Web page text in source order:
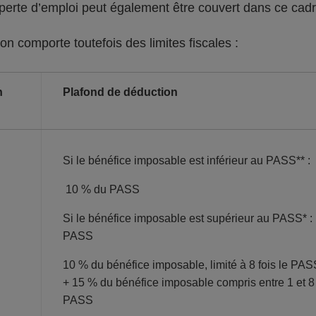
d’emploi peut également être couvert dans ce
comporte toutefois des limites fiscales :
Plafond de déduction
Si le bénéfice imposable est inférieur au PASS** :
10 % du PASS
Si le bénéfice imposable est supérieur au PASS* :
PASS
10 % du bénéfice imposable, limité à 8 fois le
+ 15 % du bénéfice imposable compris entre 1 et
PASS